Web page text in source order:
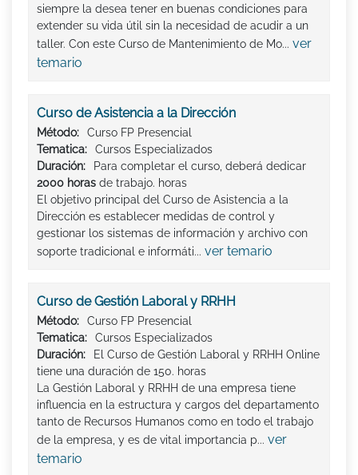
siempre la desea tener en buenas condiciones para
extender su vida útil sin la necesidad de acudir a un
taller. Con este Curso de Mantenimiento de Mo... ver
temario
Curso de Asistencia a la Dirección
Método:
Curso FP Presencial
Tematica:
Cursos Especializados
Duración:
Para completar el curso, deberá dedicar
2000 horas de trabajo. horas
El objetivo principal del Curso de Asistencia a la
Dirección es establecer medidas de control y
gestionar los sistemas de información y archivo con
soporte tradicional e informáti... ver temario
Curso de Gestión Laboral y RRHH
Método:
Curso FP Presencial
Tematica:
Cursos Especializados
Duración:
El Curso de Gestión Laboral y RRHH Online
tiene una duración de 150. horas
La Gestión Laboral y RRHH de una empresa tiene
influencia en la estructura y cargos del departamento
tanto de Recursos Humanos como en todo el trabajo
de la empresa, y es de vital importancia p... ver
temario